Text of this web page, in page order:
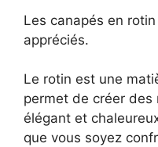
Les canapés en
appréciés.
Le rotin est une
permet de créer des
élégant et
que vous soyez